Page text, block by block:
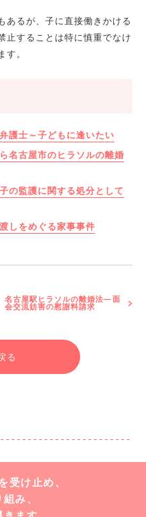
るが、子に直接働きかける
止することは特に慎重でなけ
す。
護士～子どもに逢いたい
名古屋市のヒラソルの離婚
の監護に関する処分として
しをめぐる家事事件
名古屋駅ヒラソルの離婚法―面
会交流妨害の慰謝料請求
る
受け止め、
み、